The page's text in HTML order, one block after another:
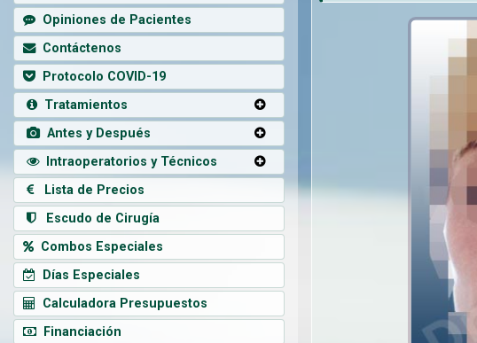
Opiniones de Pacientes
Contáctenos
Protocolo COVID-19
Tratamientos
Antes y Después
Intraoperatorios y Técnicos
Lista de Precios
Escudo de Cirugía
Combos Especiales
Días Especiales
Calculadora Presupuestos
Financiación